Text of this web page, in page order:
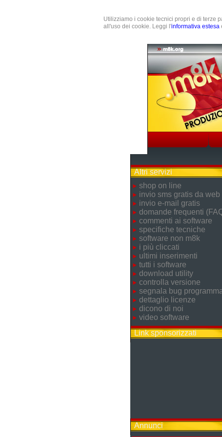
Utilizziamo i cookie tecnici propri e di terze
all'uso dei cookie. Leggi l'informativa estesa
Altri servizi
shop on line
invio sms gratis da web
invio e-mail gratis
domande frequenti
commenti ai software
specifiche tecniche
software non m8k
i più cliccati
ultimi inserimenti
tutti i software
download utility
controlla versione
segnala bug
dettaglio licenze
dicono di noi
video software
Link sponsorizzati
Annunci